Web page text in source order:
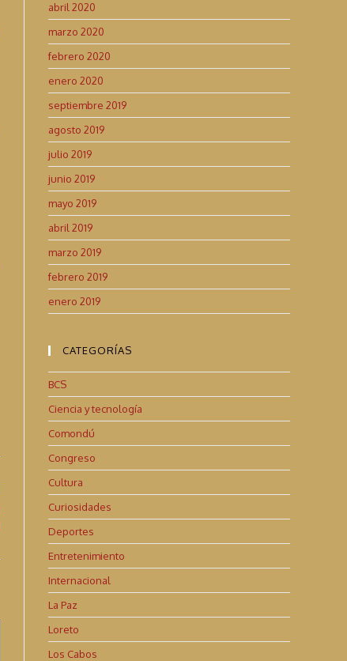
abril 2020
marzo 2020
febrero 2020
enero 2020
septiembre 2019
agosto 2019
julio 2019
junio 2019
mayo 2019
abril 2019
marzo 2019
febrero 2019
enero 2019
CATEGORÍAS
BCS
Ciencia y tecnología
Comondú
Congreso
Cultura
Curiosidades
Deportes
Entretenimiento
Internacional
La Paz
Loreto
Los Cabos